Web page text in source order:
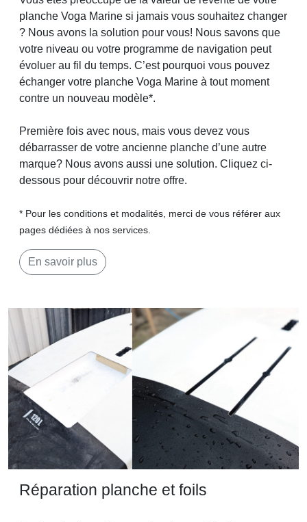
planche Voga Marine si jamais vous souhaitez changer
? Nous avons la solution pour vous! Nous savons que
votre niveau ou votre programme de navigation peut
évoluer au fil du temps. C’est pourquoi vous pouvez
échanger votre planche Voga Marine à tout moment
contre un nouveau modèle*.
Première fois avec nous, mais vous devez vous
débarrasser de votre ancienne planche d’une autre
marque? Nous avons aussi une solution. Cliquez ci-
dessous pour découvrir notre offre.
* Pour les conditions et modalités, merci de vous référer aux
pages dédiées à nos services.
En savoir plus
Réparation planche et foils